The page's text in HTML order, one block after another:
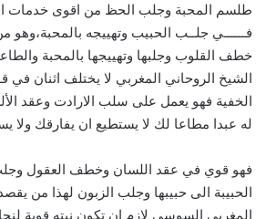
طلسم المحبة وجلب الحظ من اقوى خدمات
فــــــي جلــب الحبيب وتهييجه
خطف القلوب وجلبها وتهييجها بالمحبة
الشيخ الروحاني المغربي لا يختلف اثنان في
الخفية فهو يعمل على سلب الارادت وعقد
له عبدا مطاعا لك لا يستطيع ان يفارقك ولا
فهو قوي في عقد اللسان وخطف العقول
الحبيبة الى حبيبها وجلب الزبون لهذا من
المغربي السوسي لازم ان تكون نيته قوية